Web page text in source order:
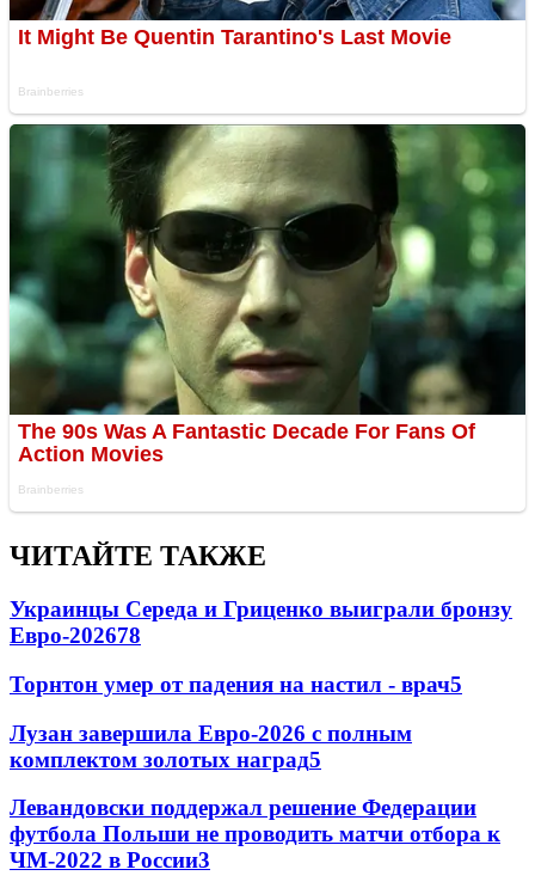
ЧИТАЙТЕ ТАКЖЕ
Украинцы Середа и Гриценко выиграли бронзу
Евро-202678
Торнтон умер от падения на настил - врач5
Лузан завершила Евро-2026 с полным
комплектом золотых наград5
Левандовски поддержал решение Федерации
футбола Польши не проводить матчи отбора к
ЧМ-2022 в России3